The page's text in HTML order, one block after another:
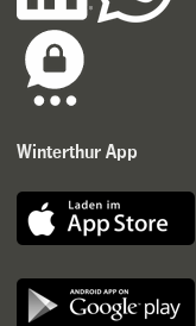
Winterthur App